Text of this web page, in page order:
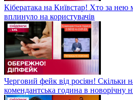
Кібератака на Київстар! Хто за нею
вплинуло на користувачів
Черговий фейк від росіян! Скільки
комендантська година в новорічну